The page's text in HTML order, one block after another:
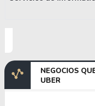
NEGOCIOS
UBER